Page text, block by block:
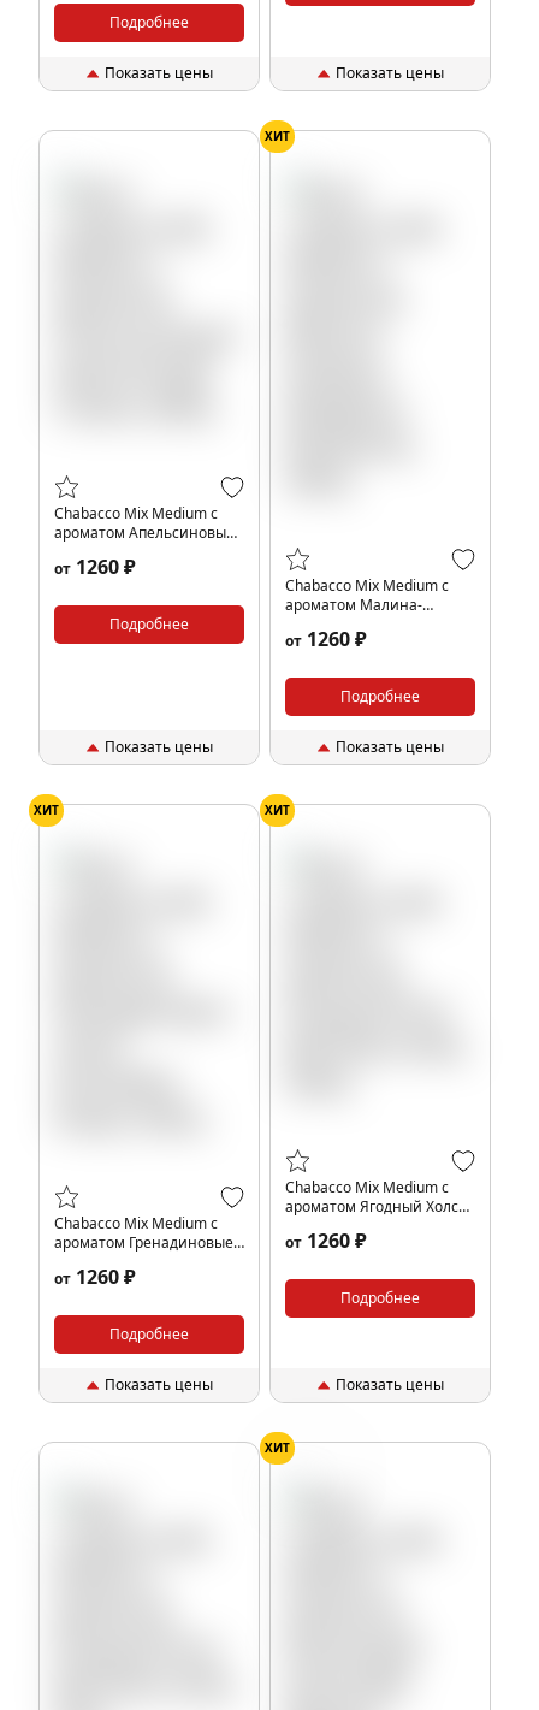
Подробнее
Показать цены Показать цены
Chabacco Mix Medium с
ароматом Апельсиновый
200гр.
от 1260 ₽
Подробнее
Показать цены
ХИТ
Chabacco Mix Medium с
ароматом Малина-
blackberry), 200гр.
от 1260 ₽
Подробнее
Показать цены
ХИТ
Chabacco Mix Medium с
ароматом Гренадиновые
200гр.
от 1260 ₽
Подробнее
Показать цены
ХИТ
Chabacco Mix Medium с
ароматом Ягодный Холс
от 1260 ₽
Подробнее
Показать цены
ХИТ